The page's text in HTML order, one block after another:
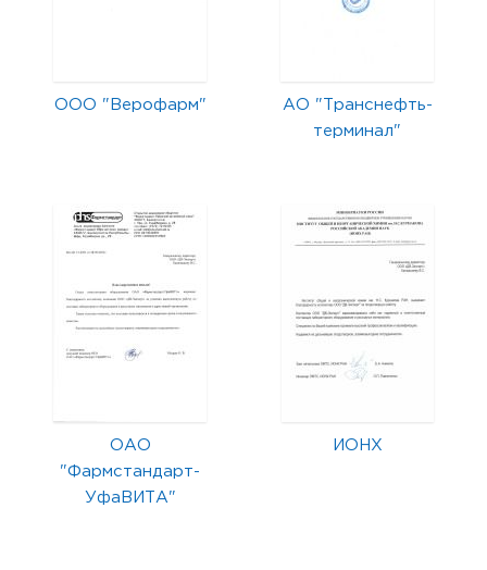
ООО "Верофарм"
АО "Транснефть-
терминал"
ОАО
"Фармстандарт-
УфаВИТА"
ИОНХ